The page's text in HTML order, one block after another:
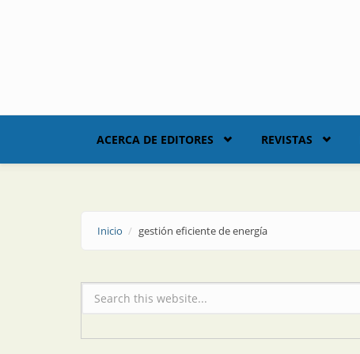
ACERCA DE EDITORES REVISTAS
Inicio gestión eficiente de energía
Formulario de búsqueda